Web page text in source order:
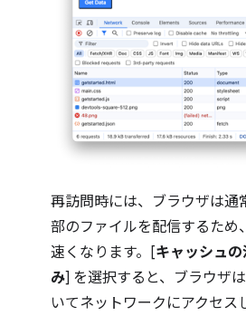
再訪問時には、ブラウザは通
部のファイルを配信するため
速くなります。[キャッシュ
み] を選択すると、ブラウザ
いてネットワークにアクセス